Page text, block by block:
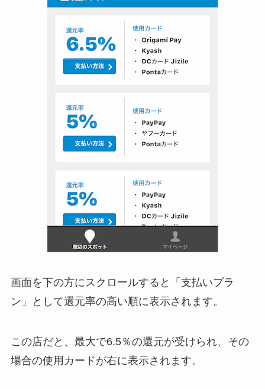
画面を下の方にスクロールすると「支払いプラ
ン」として還元率の高い順に表示されます。
この店だと、最大で6.5％の還元が受けられ、その
場合の使用カードが右に表示されます。